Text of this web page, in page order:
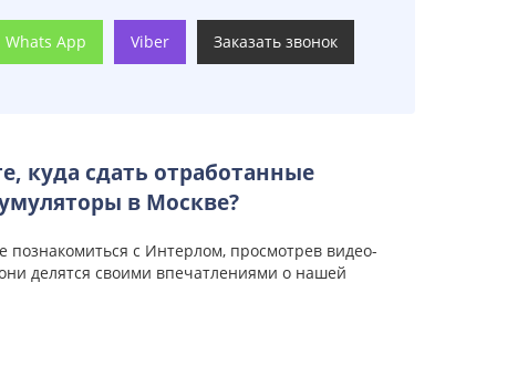
Whats App Viber Заказать звонок
куда сдать отработанные
в Москве?
познакомиться с Интерлом, просмотрев видео-
делятся своими впечатлениями о нашей